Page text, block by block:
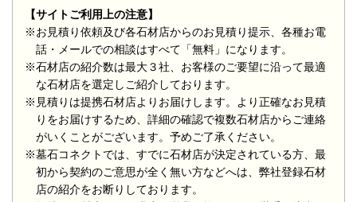
【サイトご利用上の注意】
※お見積り依頼及び各石材店からのお見積り提示、各種お電
話・メールでの相談はすべて「無料」になります。
※石材店の紹介数は最大３社、お客様のご要望に沿って最適
な石材店を選定しご紹介しております。
※見積りは提携石材店よりお届けします。より正確なお見積
りをお届けするため、詳細の確認で複数石材店からご連絡
がいくことがございます。予めご了承ください。
※墓石コネクトでは、すでに石材店が決定されている方、最
初から契約のご意思が全く無い方などへは、弊社登録石材
店の紹介をお断りしております。